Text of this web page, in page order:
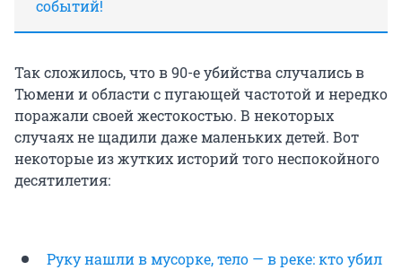
событий!
Так сложилось, что в 90-е убийства случались в
Тюмени и области с пугающей частотой и нередко
поражали своей жестокостью. В некоторых
случаях не щадили даже маленьких детей. Вот
некоторые из жутких историй того неспокойного
десятилетия:
Руку нашли в мусорке, тело — в реке: кто убил